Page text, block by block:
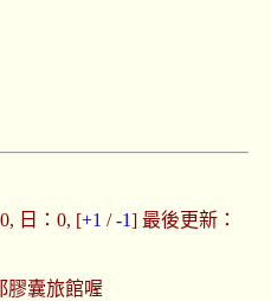
日：0, [+1 /-1] 最後更新：
膠囊旅館喔